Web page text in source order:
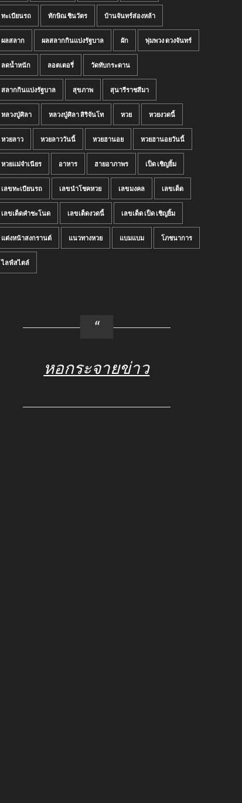
ทะเบียนรถ ทักษิณ ชินวัตร บ้านจันทร์ส่องหล้า
ผลสลาก ผลสลากกินแบ่งรัฐบาล ผัก พุ่มพวง ดวงจันทร์
ลดน้ำหนัก ลอตเตอรี่ วัดทับกระดาน
สลากกินแบ่งรัฐบาล สุขภาพ สุนารีราชสีมา
หลวงปู่ศิลา หลวงปู่ศิลา สิริจันโท หวย หวยงวดนี้
หวยลาว หวยลาววันนี้ หวยฮานอย หวยฮานอยวันนี้
หวยแม่จำเนียร อาหาร ฮายอาภาพร เป็ด เชิญยิ้ม
เลขทะเบียนรถ เลขนำโชคหวย เลขมงคล เลขเด็ด
เลขเด็ดคำชะโนด เลขเด็ดงวดนี้ เลขเด็ด เป็ด เชิญยิ้ม
แต่งหน้าสงกรานต์ แนวทางหวย แบมแบม โภชนาการ
ไลฟ์สไตล์
หอกระจายข่าว